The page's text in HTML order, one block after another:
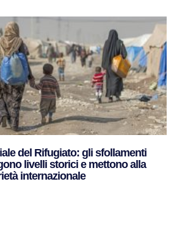
del Rifugiato: gli sfollamenti
livelli storici e mettono alla
internazionale